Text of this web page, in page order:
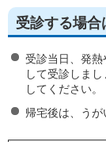
受診する場合
受診当日、発
して受診しま
してください。
帰宅後は、うが